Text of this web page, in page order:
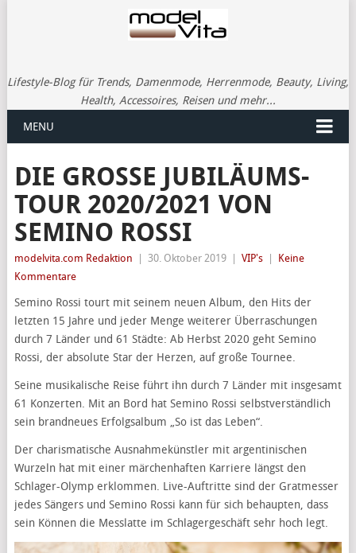
Lifestyle-Blog für Trends, Damenmode, Herrenmode, Beauty, Living,
Health, Accessoires, Reisen und mehr...
MENU
DIE GROSSE JUBILÄUMS-T
OUR 2020/2021 VON S
EMINO ROSSI
modelvita.com Redaktion 30. Oktober 2019 VIP's
Keine
Kommentare
Semino Rossi tourt mit seinem neuen Album, den Hits der
letzten 15 Jahre und jeder Menge weiterer Überraschungen
durch 7 Länder und 61 Städte: Ab Herbst 2020 geht Semino
Rossi, der absolute Star der Herzen, auf große Tournee.
Seine musikalische Reise führt ihn durch 7 Länder mit insgesamt
61 Konzerten. Mit an Bord hat Semino Rossi selbstverständlich
sein brandneues Erfolgsalbum „So ist das Leben“.
Der charismatische Ausnahmekünstler mit argentinischen
Wurzeln hat mit einer märchenhaften Karriere längst den
Schlager-Olymp erklommen. Live-Auftritte sind der Gratmesser
jedes Sängers und Semino Rossi kann für sich behaupten, dass
sein Können die Messlatte im Schlagergeschäft sehr hoch legt.